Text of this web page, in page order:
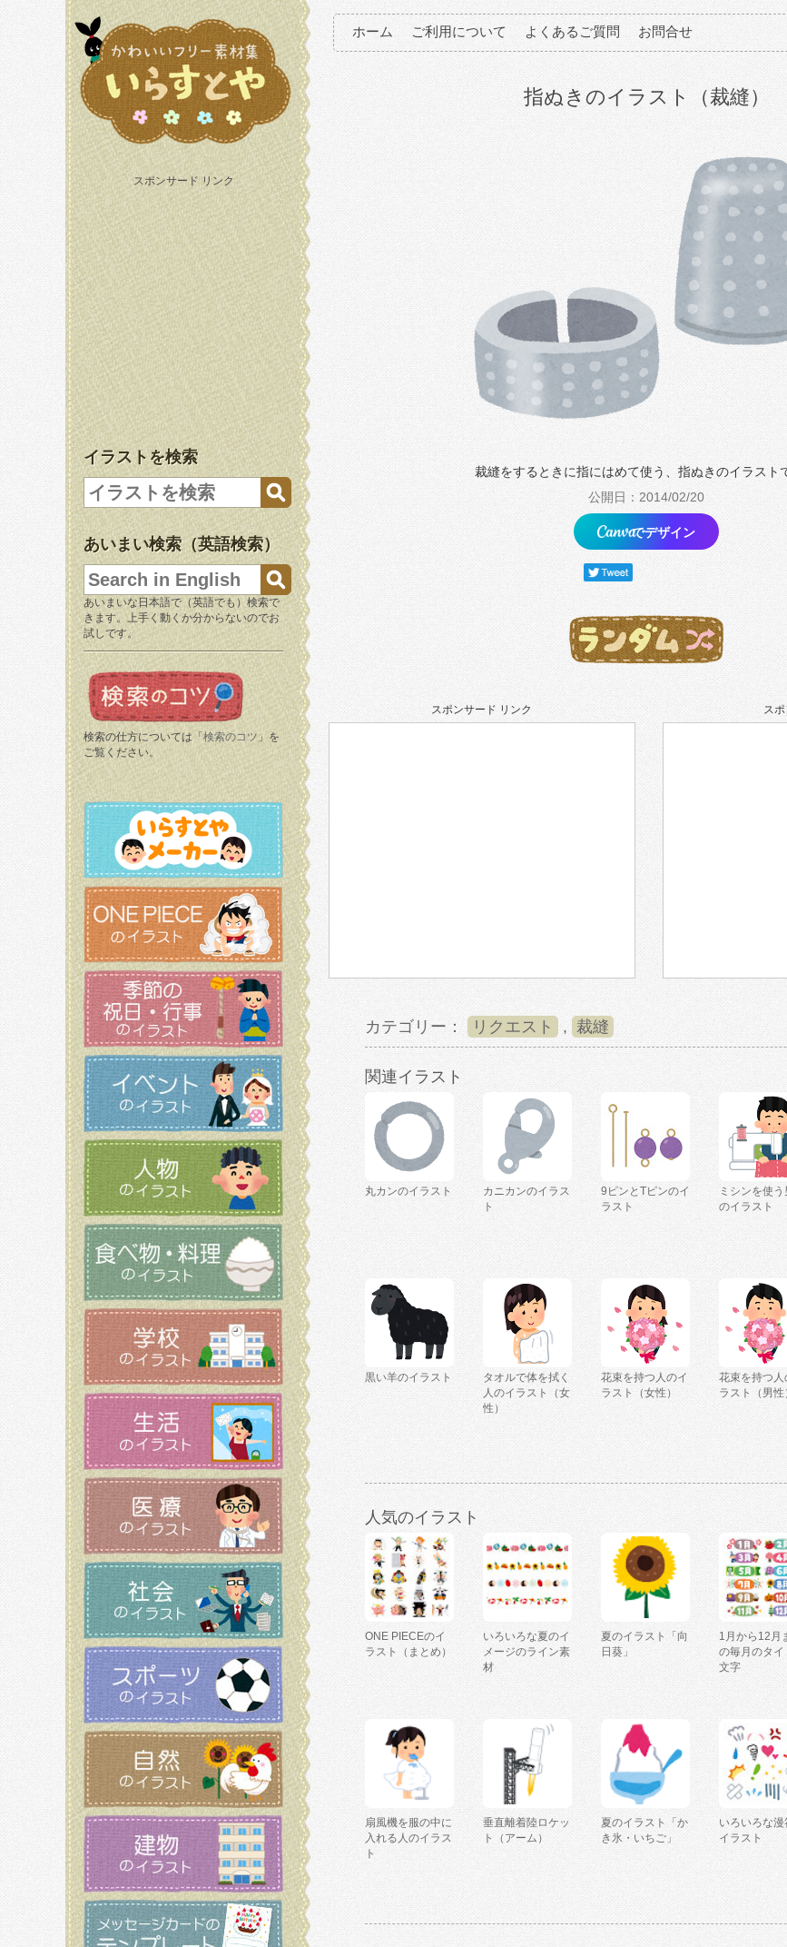
スポンサード リンク
イラストを検索
あいまい検索（英語検索）
あいまいな日本語で（英語でも）検索で
きます。上手く動くか分からないのでお
試しです。
検索の仕方については「 検索のコツ 」を
ご覧ください。
ホーム ご利用について よくあるご質問 お問合せ
指ぬきのイラスト（裁縫）
裁縫をするときに指にはめて使う、指ぬきのイラスト
公開日：2014/02/20
でデザイン
スポンサード リンク ス
カテゴリー： リクエスト , 裁縫
関連イラスト
丸カンのイラスト
カニカンのイラス
ト
9ピンとTピンのイ
ラスト
ミシンを使う
のイラスト
黒い羊のイラスト
タオルで体を拭く
人のイラスト（女
性）
花束を持つ人のイ
ラスト（女性）
花束を持つ人
ラスト（男性
人気のイラスト
ONE PIECEのイ
ラスト（まとめ）
いろいろな夏のイ
メージのライン素
材
夏のイラスト「向
日葵」
1月から12月
の毎月のタイ
文字
扇風機を服の中に
入れる人のイラス
ト
垂直離着陸ロケッ
ト（アーム）
夏のイラスト「か
き氷・いちご」
いろいろな漫
イラスト